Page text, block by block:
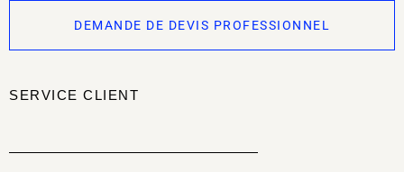
DEMANDE DE DEVIS PROFESSIONNEL
SERVICE CLIENT